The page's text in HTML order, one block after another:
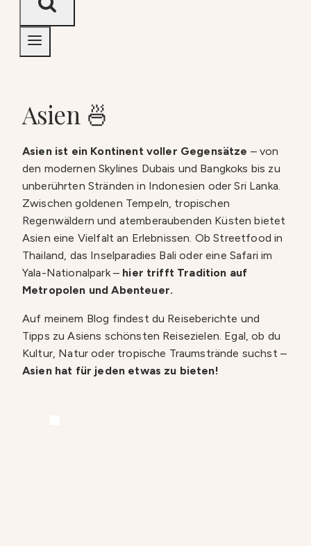
Asien 🍜
Asien ist ein Kontinent voller Gegensätze – von
den modernen Skylines Dubais und Bangkoks bis zu
unberührten Stränden in Indonesien oder Sri Lanka.
Zwischen goldenen Tempeln, tropischen
Regenwäldern und atemberaubenden Küsten bietet
Asien eine Vielfalt an Erlebnissen. Ob Streetfood in
Thailand, das Inselparadies Bali oder eine Safari im
Yala-Nationalpark – hier trifft Tradition auf
Metropolen und Abenteuer.
Auf meinem Blog findest du Reiseberichte und
Tipps zu Asiens schönsten Reisezielen. Egal, ob du
Kultur, Natur oder tropische Traumstrände suchst –
Asien hat für jeden etwas zu bieten!